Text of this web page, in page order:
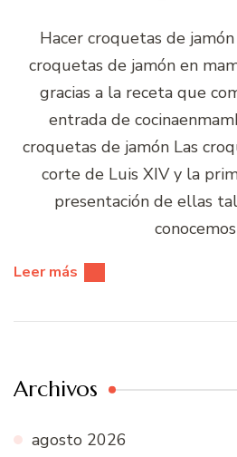
Hacer croquetas de
croquetas de jamón en
gracias a la receta que
entrada de
croquetas de jamón Las
corte de Luis XIV y la
presentación de ellas
Leer más
Archivos
agosto 2026